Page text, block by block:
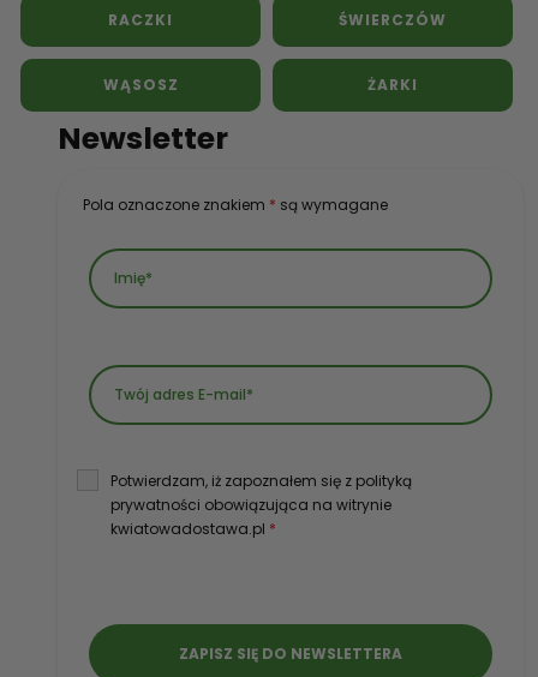
RACZKI ŚWIERCZÓW
WĄSOSZ ŻARKI
Newsletter
Pola oznaczone znakiem * są wymagane
Potwierdzam, iż zapoznałem się z polityką
prywatności obowiązująca na witrynie
kwiatowadostawa.pl *